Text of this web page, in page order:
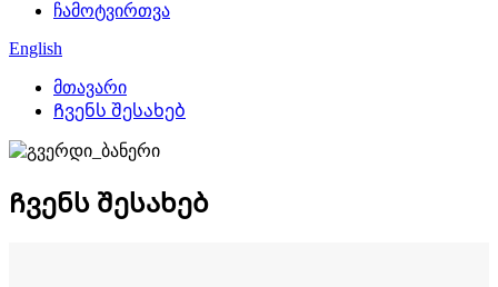
ჩამოტვირთვა
English
მთავარი
Ჩვენს შესახებ
Ჩვენს შესახებ